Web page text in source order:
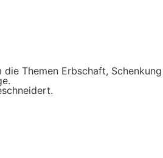
Themen Erbschaft, Schenkung